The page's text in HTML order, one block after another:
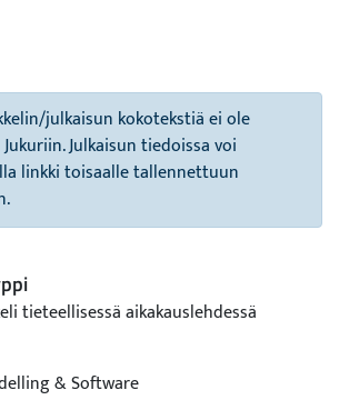
julkaisun kokotekstiä ei ole
Julkaisun tiedoissa voi
linkki toisaalle tallennettuun
tieteellisessä aikakauslehdessä
& Software